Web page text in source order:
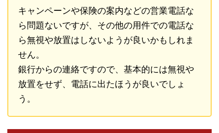
キャンペーンや保険の案内などの営業電話な
ら問題ないですが、その他の用件での電話な
ら無視や放置はしないようが良いかもしれま
せん。
銀行からの連絡ですので、基本的には無視や
放置をせず、電話に出たほうが良いでしょ
う。